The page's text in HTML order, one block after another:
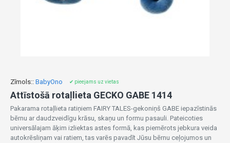
Zīmols:: BabyOno ✔ pieejams uz vietas
Attīstošā rotaļlieta GECKO GABE 1414
Pakarama rotaļlieta ratiņiem FAIRY TALES-gekoniņš GABE iepazīstinās
bērnu ar daudzveidīgu krāsu, skaņu un formu pasauli. Pateicoties
universālajam āķim izliektas astes formā, kas piemērots jebkura veida
autokrēsliņam vai ratiem, tas varēs pavadīt Jūsu bērnu ceļojumos un